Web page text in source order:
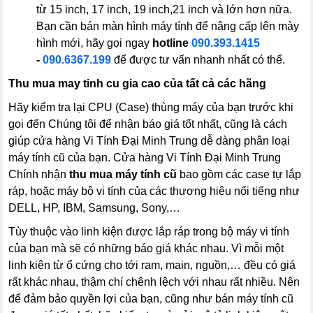
từ 15 inch, 17 inch, 19 inch,21 inch và lớn hơn nữa.
Bạn cần bán màn hình máy tính để nâng cấp lên mày
hình mới, hãy gọi ngay hotline090.393.1415
-090.6367.199 để được tư vấn nhanh nhất có thể.
Thu mua may tinh cu gia cao của tất cả các hãng
Hãy kiểm tra lại CPU (Case) thùng máy của bạn trước khi
gọi đến Chúng tôi để nhận báo giá tốt nhất, cũng là cách
giúp cửa hàng Vi Tính Đại Minh Trung dễ dàng phân loại
máy tính cũ của bạn. Cửa hàng Vi Tính Đại Minh Trung
Chính nhậnthu mua máy tính cũ bao gồm các case tự lắp
ráp, hoặc máy bộ vi tính của các thương hiệu nổi tiếng như
DELL, HP, IBM, Samsung, Sony,…
Tùy thuộc vào linh kiện được lắp ráp trong bộ máy vi tính
của bạn mà sẽ có những báo giá khác nhau. Vì mỗi một
linh kiện từ ổ cứng cho tới ram, main, nguồn,… đều có giá
rất khác nhau, thậm chí chênh lệch với nhau rất nhiều. Nên
để đảm bảo quyền lợi của bạn, cũng như bán máy tính cũ